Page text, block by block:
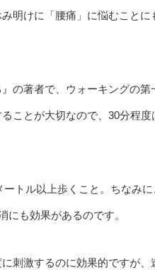
明けに「腰痛」に悩むことに
の著者で、ウォーキングの
ことが大切なので、30分程
トル以上歩くこと。ちなみ
にも効果があるのです。
刺激するのに効果的ですが